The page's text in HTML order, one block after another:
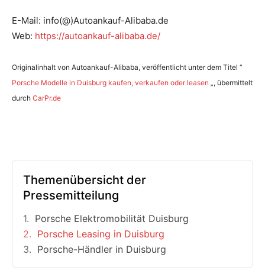
E-Mail: info(@)Autoankauf-Alibaba.de
Web: https://autoankauf-alibaba.de/
Originalinhalt von Autoankauf-Alibaba, veröffentlicht unter dem Titel “
Porsche Modelle in Duisburg kaufen, verkaufen oder leasen „, übermittelt
durch CarPr.de
Themenübersicht der
Pressemitteilung
Porsche Elektromobilität Duisburg
Porsche Leasing in Duisburg
Porsche-Händler in Duisburg